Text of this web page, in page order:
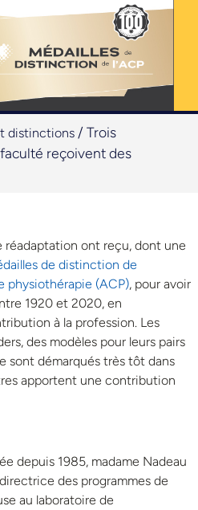
distinctions / Trois
reçoivent des
réadaptation ont reçu, dont une
de distinction de
physiothérapie (ACP), pour avoir
1920 et 2020, en
à la profession. Les
des modèles pour leurs pairs
sont démarqués très tôt dans
apportent une contribution
depuis 1985, madame Nadeau
des programmes de
au laboratoire de